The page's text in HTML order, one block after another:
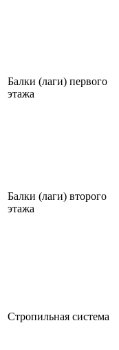
Балки (лаги) первого
этажа
Балки (лаги) второго
этажа
Стропильная система